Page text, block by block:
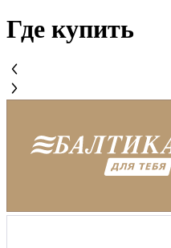
Где купить